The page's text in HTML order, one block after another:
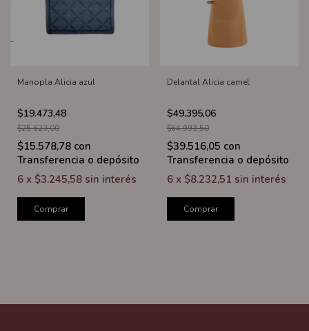
Manopla Alicia azul
$19.473,48
$25.623,00
$15.578,78 con
Transferencia o depósito
6 x $3.245,58 sin interés
Comprar
Delantal Alicia camel
$49.395,06
$64.993,50
$39.516,05 con
Transferencia o depósito
6 x $8.232,51 sin interés
Comprar